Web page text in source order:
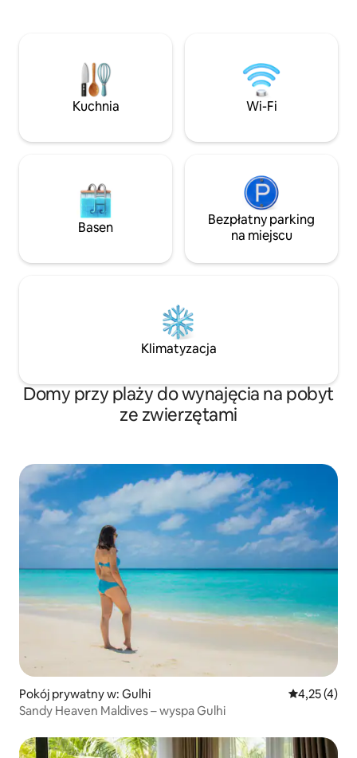
a lotnisko oddalone o zaledwie 10 minut,
co sprawia, że jest to idealne miejsce na
przesiadki i krótkie pobyty. Wyposażone
w wygodne łóżka, klimatyzację, Wi-Fi
zapewniające przyjemny pobyt
✨*Uwaga: 100
przyjeździe na
Kuchnia Wi-Fi
Basen
Bezpłatny parking
na miejscu
Klimatyzacja
Domy przy plaży do wynajęcia na pobyt
ze zwierzętami
Pokój prywatny w: Gulhi Średnia
4,25 (4)
Sandy Heaven Maldives – wyspa Gulhi